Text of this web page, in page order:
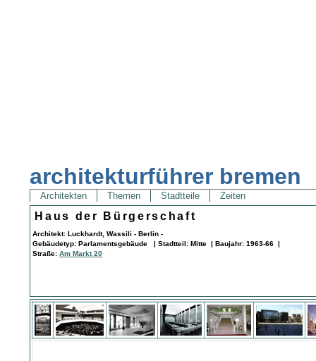
architekturführer bremen
Architekten Themen Stadtteile Zeiten
Haus der Bürgerschaft
Architekt: Luckhardt, Wassili - Berlin -
Gebäudetyp: Parlamentsgebäude | Stadtteil: Mitte | Baujahr: 1963-66 |
Straße:Am Markt 20